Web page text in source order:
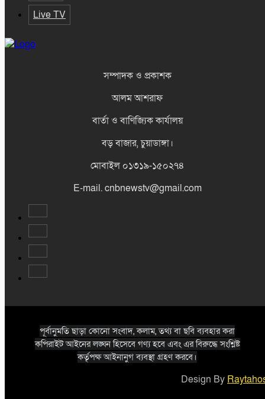
Live TV
সম্পাদক ও প্রকাশক
আলম আশরাফ
বার্তা ও বাণিজ্যিক কার্যালয়
বড় বাজার, চুয়াডাঙ্গা।
মোবাইল ০১৩১৯-১৫০২৭৪
E-mail. cnbnewstv@gmail.com
পূর্বানুমতি ছাড়া কোনো সংবাদ, কলাম, তথ্য বা ছবি ব্যবহার করা
কপিরাইট আইনের লঙ্ঘন হিসেবে গণ্য হবে এবং এর বিরুদ্ধে সংশ্লিষ্ট
কর্তৃপক্ষ আইনানুগ ব্যবস্থা গ্রহণ করবে।
Design By